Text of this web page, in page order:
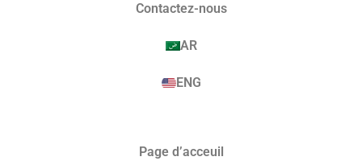
Contactez-nous
AR
ENG
Page d’acceuil